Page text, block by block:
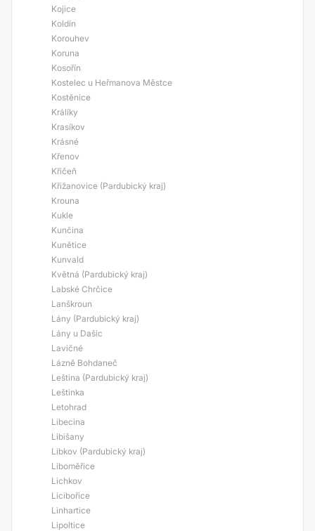
Kojice
Koldín
Korouhev
Koruna
Kosořín
Kostelec u Heřmanova Městce
Kostěnice
Králíky
Krasíkov
Krásné
Křenov
Křičeň
Křižanovice (Pardubický kraj)
Krouna
Kukle
Kunčina
Kunětice
Kunvald
Květná (Pardubický kraj)
Labské Chrčice
Lanškroun
Lány (Pardubický kraj)
Lány u Dašic
Lavičné
Lázně Bohdaneč
Leština (Pardubický kraj)
Leštinka
Letohrad
Libecina
Libišany
Libkov (Pardubický kraj)
Liboměřice
Lichkov
Licibořice
Linhartice
Lipoltice